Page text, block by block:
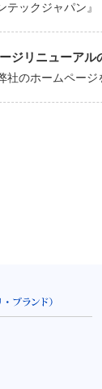
テックジャパン
ジリニューアル
社のホームペー